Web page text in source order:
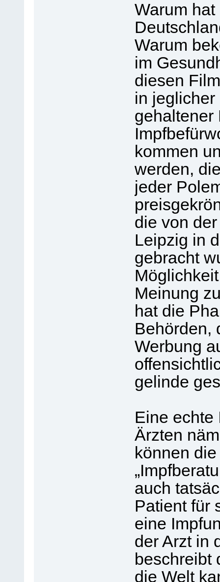
Warum
Warum
im
diesen
in
gehaltener
kommen
werden,
jeder
die von
Leipzig in
gebracht
Meinung
hat die
Behörden,
Werbung
gelinde
Eine echte
Ärzten
können
auch
Patient für
eine
der Arzt in
beschreibt
die Welt